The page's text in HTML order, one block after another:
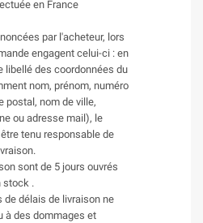
en France
par l'acheteur, lors
engagent celui-ci : en
libellé des coordonnées du
nom, prénom, numéro
postal, nom de ville,
ou adresse mail), le
tenu responsable de
sont de 5 jours ouvrés
stock .
de délais de livraison ne
à des dommages et